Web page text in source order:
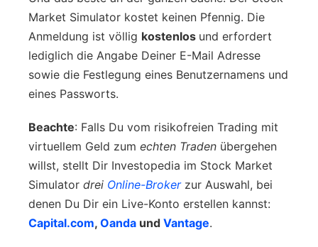
Market Simulator kostet keinen Pfennig. Die
Anmeldung ist völlig kostenlos und erfordert
lediglich die Angabe Deiner E-Mail Adresse
sowie die Festlegung eines Benutzernamens und
eines Passworts.
Beachte: Falls Du vom risikofreien Trading mit
virtuellem Geld zum echten Traden übergehen
willst, stellt Dir Investopedia im Stock Market
Simulator drei Online-Broker zur Auswahl, bei
denen Du Dir ein Live-Konto erstellen kannst:
Capital.com, Oanda und Vantage.